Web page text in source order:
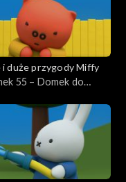
i duże przygody Miffy
55 – Domek do